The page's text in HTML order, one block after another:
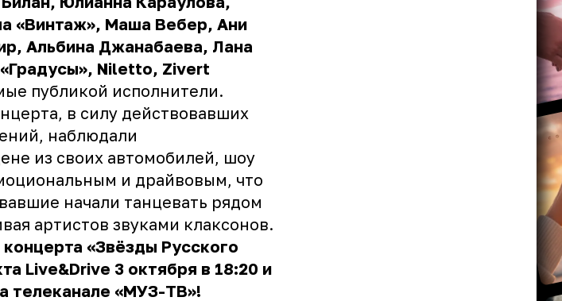
«Винтаж», Маша Вебер, Ани
Альбина Джанабаева, Лана
Niletto, Zivert
публикой исполнители.
в силу действовавших
наблюдали
из своих автомобилей, шоу
и драйвовым, что
начали танцевать рядом
артистов звуками клаксонов.
«Звёзды Русского
Live&Drive 3 октября в 18:20 и
телеканале «МУЗ-ТВ»!